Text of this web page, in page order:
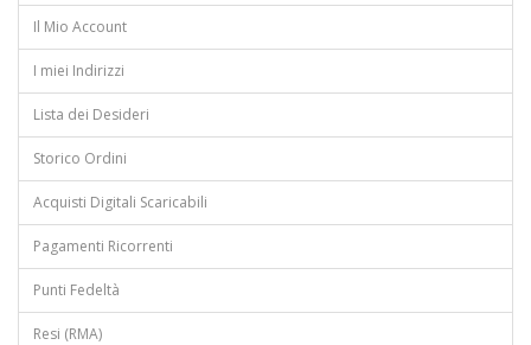
Il Mio Account
I miei Indirizzi
Lista dei Desideri
Storico Ordini
Acquisti Digitali Scaricabili
Pagamenti Ricorrenti
Punti Fedeltà
Resi (RMA)